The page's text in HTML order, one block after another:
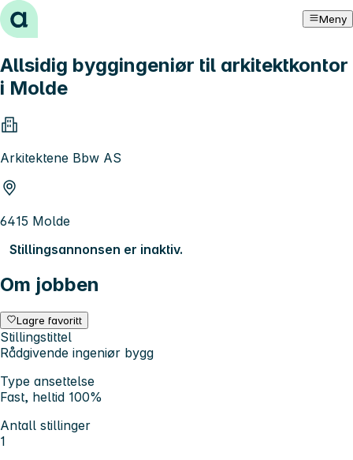
Hopp til innhold Meny
Allsidig byggingeniør til arkitektkontor
i Molde
Arkitektene Bbw AS
6415 Molde
Stillingsannonsen er inaktiv.
Om jobben
Lagre favoritt
Stillingstittel
Rådgivende ingeniør bygg
Type ansettelse
Fast, heltid 100%
Antall stillinger
1